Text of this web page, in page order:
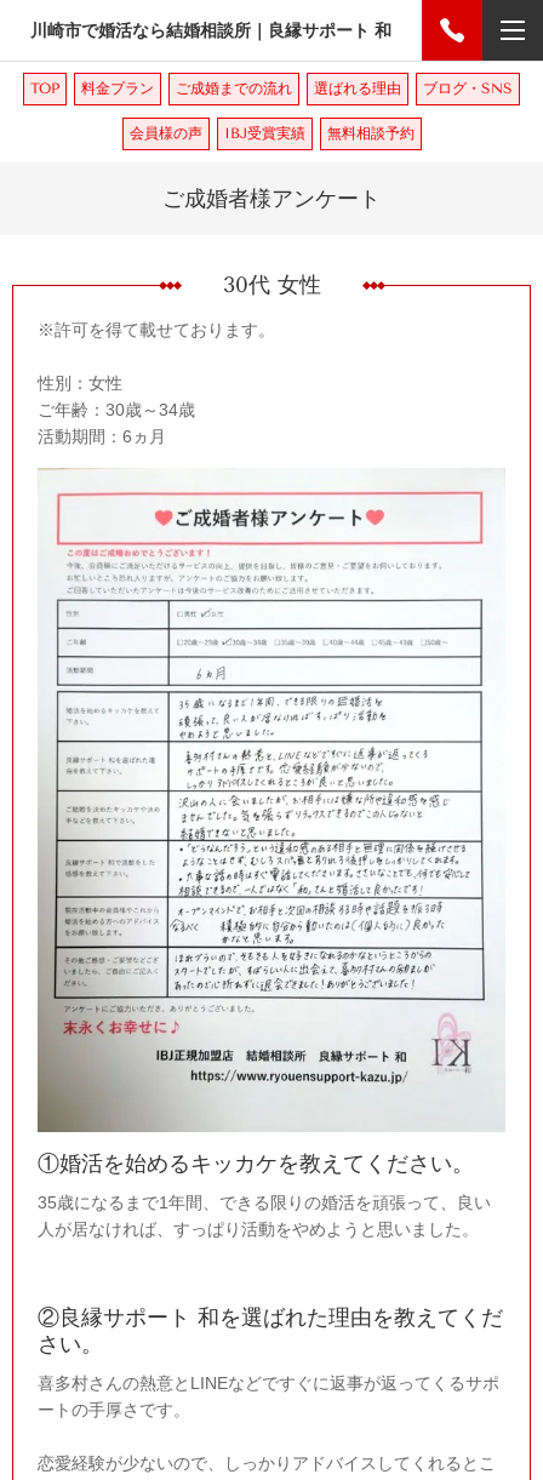
川崎市で婚活なら結婚相談所｜良縁サポート 和
TOP 料金プラン ご成婚までの流れ 選ばれる理由 ブログ・SNS
会員様の声 IBJ受賞実績 無料相談予約
ご成婚者様アンケート
30代 女性
※許可を得て載せております。
性別：女性
ご年齢：30歳～34歳
活動期間：6ヵ月
①婚活を始めるキッカケを教えてください。
35歳になるまで1年間、できる限りの婚活を頑張って、良い
人が居なければ、すっぱり活動をやめようと思いました。
②良縁サポート 和を選ばれた理由を教えてくだ
さい。
喜多村さんの熱意とLINEなどですぐに返事が返ってくるサポ
ートの手厚さです。
恋愛経験が少ないので、しっかりアドバイスしてくれるとこ